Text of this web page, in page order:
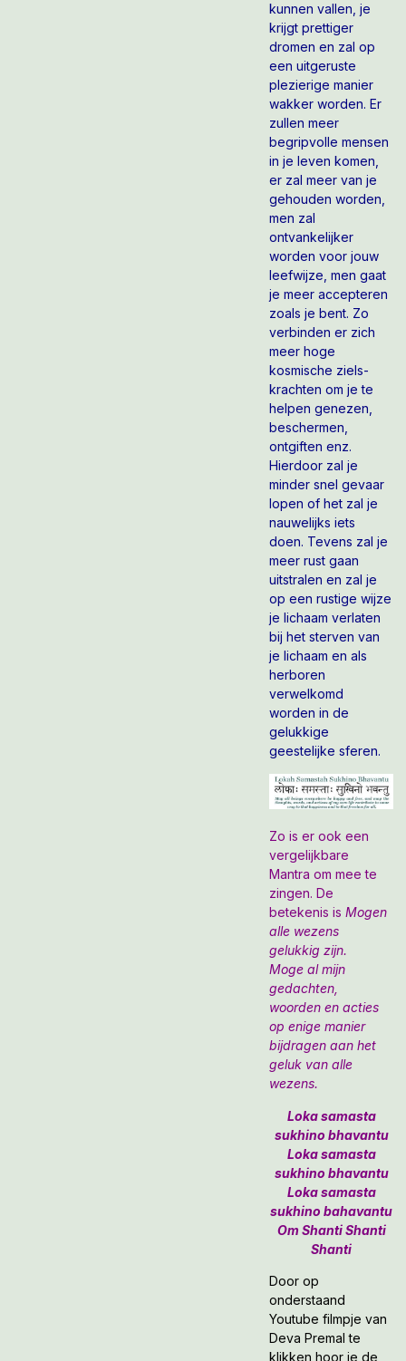
kunnen vallen, je
krijgt prettiger
dromen en zal op
een uitgeruste
plezierige manier
wakker worden. Er
zullen meer
begripvolle mensen
in je leven komen,
er zal meer van je
gehouden worden,
men zal
ontvankelijker
worden voor jouw
leefwijze, men gaat
je meer accepteren
zoals je bent. Zo
verbinden er zich
meer hoge
kosmische ziels-
krachten om je te
helpen genezen,
beschermen,
ontgiften enz.
Hierdoor zal je
minder snel gevaar
lopen of het zal je
nauwelijks iets
doen. Tevens zal je
meer rust gaan
uitstralen en zal je
op een rustige wijze
je lichaam verlaten
bij het sterven van
je lichaam en als
herboren
verwelkomd
worden in de
gelukkige
geestelijke sferen.
Zo is er ook een
vergelijkbare
Mantra om mee te
zingen. De
betekenis isMogen
alle wezens
gelukkig zijn.
Moge al mijn
gedachten,
woorden en acties
op enige manier
bijdragen aan het
geluk van alle
wezens.
Loka samasta
sukhino bhavantu
Loka samasta
sukhino bhavantu
Loka samasta
sukhino bahavantu
Om Shanti Shanti
Shanti
Door op
onderstaand
Youtube filmpje van
Deva Premal te
klikken hoor je de